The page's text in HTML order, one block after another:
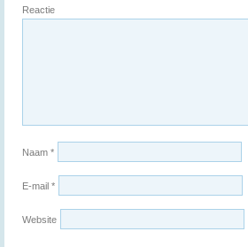
Reactie
Naam *
E-mail *
Website